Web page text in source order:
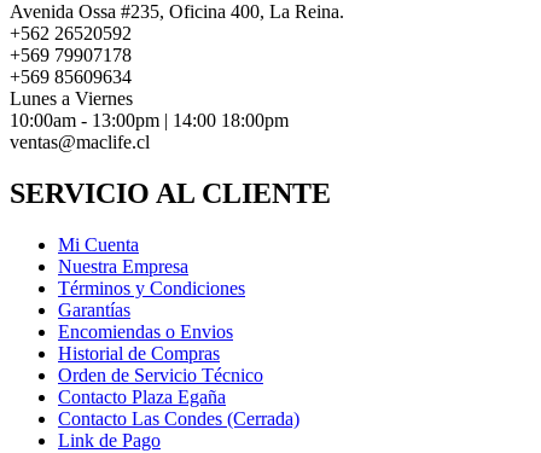
Avenida Ossa #235, Oficina 400, La Reina.
+562 26520592
+569 79907178
+569 85609634
Lunes a Viernes
10:00am - 13:00pm | 14:00 18:00pm
ventas@maclife.cl
SERVICIO AL CLIENTE
Mi Cuenta
Nuestra Empresa
Términos y Condiciones
Garantías
Encomiendas o Envios
Historial de Compras
Orden de Servicio Técnico
Contacto Plaza Egaña
Contacto Las Condes (Cerrada)
Link de Pago